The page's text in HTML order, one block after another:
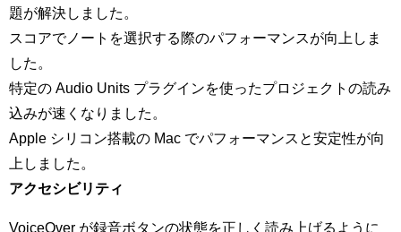
題が解決しました。
スコアでノートを選択する際のパフォーマンスが向上しま
した。
特定の Audio Units プラグインを使ったプロジェクトの読み
込みが速くなりました。
Apple シリコン搭載の Mac でパフォーマンスと安定性が向
上しました。
アクセシビリティ
VoiceOver が録音ボタンの状態を正しく読み上げるように